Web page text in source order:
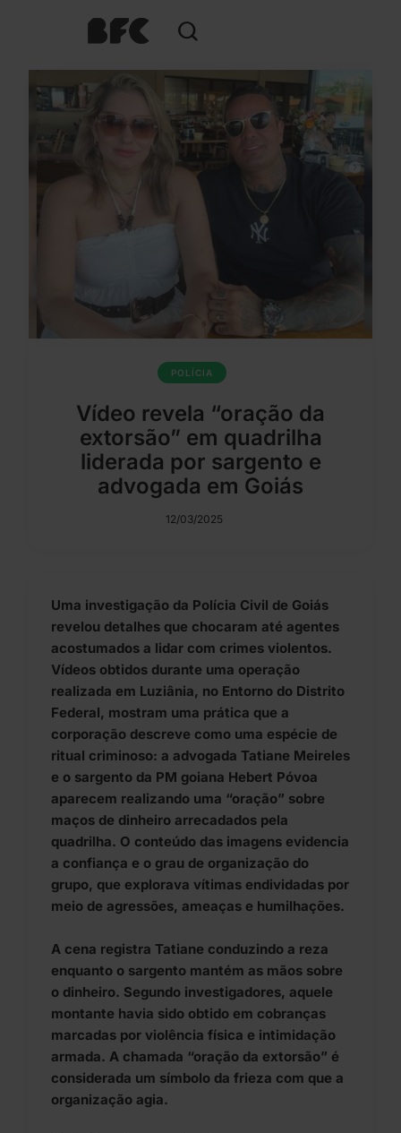
POLÍCIA
Vídeo revela “oração da
extorsão” em quadrilha
liderada por sargento e
advogada em Goiás
12/03/2025
Uma investigação da Polícia Civil de Goiás
revelou detalhes que chocaram até agentes
acostumados a lidar com crimes violentos.
Vídeos obtidos durante uma operação
realizada em Luziânia, no Entorno do Distrito
Federal, mostram uma prática que a
corporação descreve como uma espécie de
ritual criminoso: a advogada Tatiane Meireles
e o sargento da PM goiana Hebert Póvoa
aparecem realizando uma “oração” sobre
maços de dinheiro arrecadados pela
quadrilha. O conteúdo das imagens evidencia
a confiança e o grau de organização do
grupo, que explorava vítimas endividadas por
meio de agressões, ameaças e humilhações.
A cena registra Tatiane conduzindo a reza
enquanto o sargento mantém as mãos sobre
o dinheiro. Segundo investigadores, aquele
montante havia sido obtido em cobranças
marcadas por violência física e intimidação
armada. A chamada “oração da extorsão” é
considerada um símbolo da frieza com que a
organização agia.